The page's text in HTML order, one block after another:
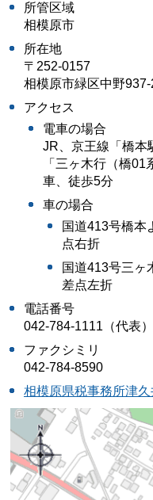
所管区域
相模原市
所在地
〒252-0157
相模原市緑区中野937-
アクセス
電車の場合
JR、京王線「橋本
「三ヶ木行（橋
車、徒歩5分
車の場合
国道413号橋本
点右折
国道413号三ヶ
差点左折
電話番号
042-784-1111（代表）
ファクシミリ
042-784-8590
相模原県税事務所津